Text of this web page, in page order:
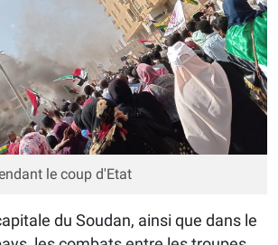
le coup d'Etat
du Soudan, ainsi que dans le